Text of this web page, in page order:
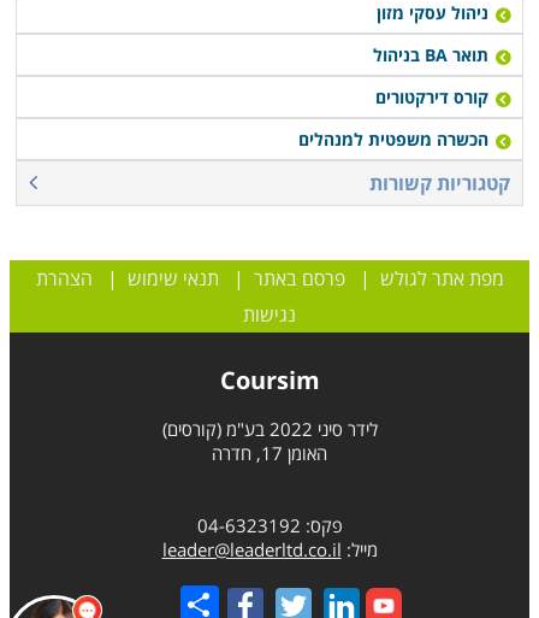
ניהול עסקי מזון
תואר BA בניהול
קורס דירקטורים
הכשרה משפטית למנהלים
קטגוריות קשורות
מפת אתר לגולש |פרסם באתר | תנאי שימוש | הצהרת
נגישות
Coursim
לידר סיני 2022 בע"מ (קורסים)
האומן 17, חדרה
פקס: 04-6323192
מייל: leader@leaderltd.co.il
Share